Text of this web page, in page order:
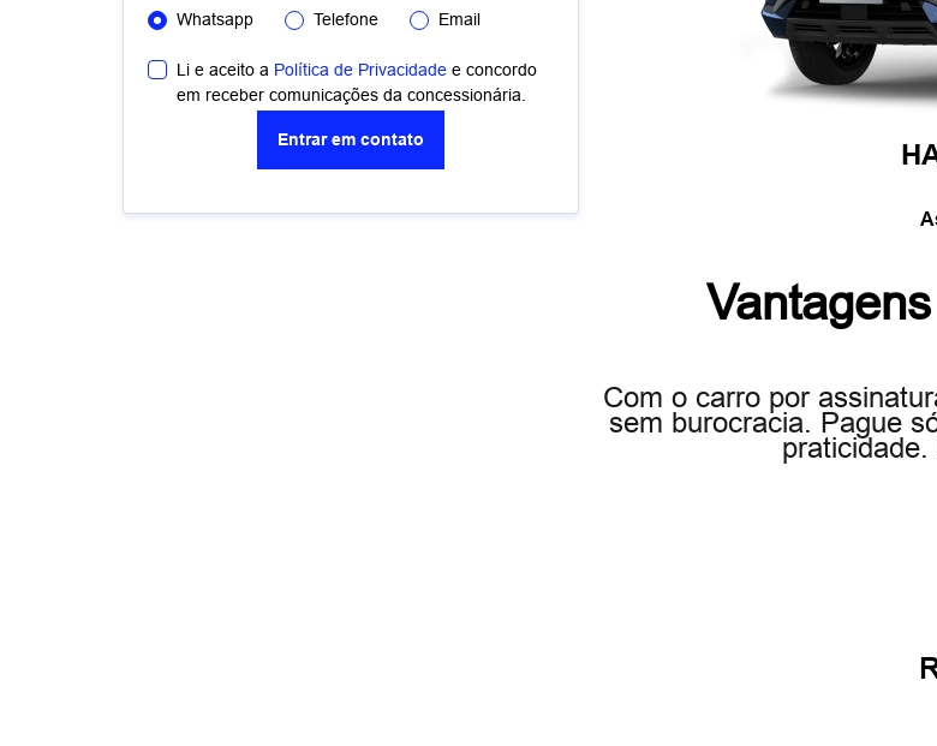
Com o carro por
sem burocracia. Pague
Whatsapp
Telefone Email
Li e aceito a Política de Privacidade e concordo
em receber comunicações da concessionária.
Entrar em contato